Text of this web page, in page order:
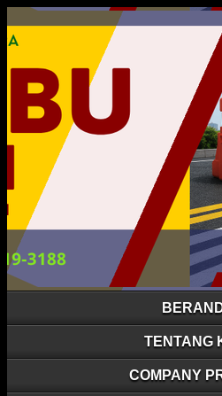
TENTANG
COMPANY